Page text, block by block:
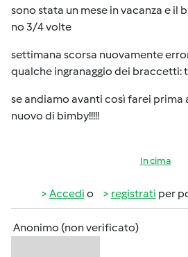
sono stata un mese in vacanza e il
no 3/4 volte
settimana scorsa nuovamente
qualche ingranaggio dei braccetti:
se andiamo avanti così farei prima
nuovo di bimby!!!!!
In cima
Accedi o registrati per
Anonimo (non verificato)